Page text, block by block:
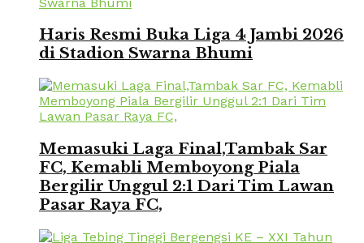
Haris Resmi Buka Liga 4 Jambi 2026
di Stadion Swarna Bhumi
Memasuki Laga Final,Tambak Sar
FC, Kemabli Memboyong Piala
Bergilir Unggul 2:1 Dari Tim Lawan
Pasar Raya FC,